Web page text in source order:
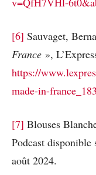
[6] Sauvaget,
France »,
https://
made-in-
[7] Blouses
Podcast disponible
août 2024.